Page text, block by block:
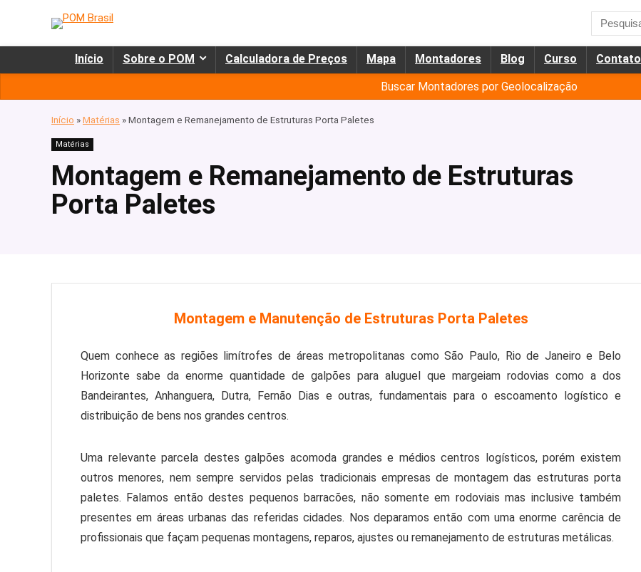
Início Sobre o POM Calculadora de Preços Mapa Montadores Blog Curso Contato
Buscar Montadores por Geolocalização
Início »Matérias »Montagem e Remanejamento de Estruturas Porta Paletes
Matérias
Montagem e Remanejamento de Estruturas
Porta Paletes
Montagem e Manutenção de Estruturas Porta Paletes
Quem conhece as regiões limítrofes de áreas metropolitanas como São Paulo, Rio de Janeiro e Belo
Horizonte sabe da enorme quantidade de galpões para aluguel que margeiam rodovias como a dos
Bandeirantes, Anhanguera, Dutra, Fernão Dias e outras, fundamentais para o escoamento logístico e
distribuição de bens nos grandes centros.
Uma relevante parcela destes galpões acomoda grandes e médios centros logísticos, porém existem
outros menores, nem sempre servidos pelas tradicionais empresas de montagem das estruturas porta
paletes. Falamos então destes pequenos barracões, não somente em rodoviais mas inclusive também
presentes em áreas urbanas das referidas cidades. Nos deparamos então com uma enorme carência de
profissionais que façam pequenas montagens, reparos, ajustes ou remanejamento de estruturas metálicas.